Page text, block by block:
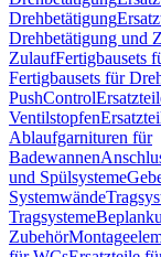
Drehbetätigung
Drehbetätigung und
ZulaufFertigbausets
Fertigbausets für
PushControl
Ventilstopfen
Ablaufgarnituren für
Badewannen
und Spülsysteme
Systemwände
Tragsysteme
Zubehör